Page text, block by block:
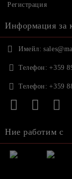
Регистрация
Информация за
Имейл:
Телефон: +359
Телефон: +359
Ние работим с